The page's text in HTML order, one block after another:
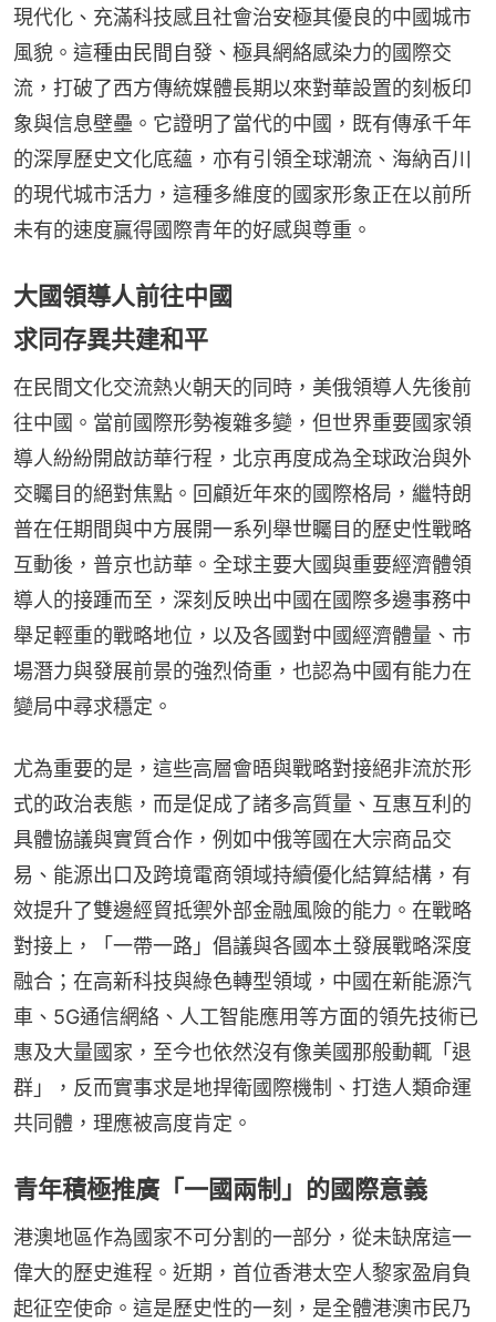
現代化、充滿科技感且社會治安極其優良的中國城市
風貌。這種由民間自發、極具網絡感染力的國際交
流，打破了西方傳統媒體長期以來對華設置的刻板印
象與信息壁壘。它證明了當代的中國，既有傳承千年
的深厚歷史文化底蘊，亦有引領全球潮流、海納百川
的現代城市活力，這種多維度的國家形象正在以前所
未有的速度贏得國際青年的好感與尊重。
大國領導人前往中國
求同存異共建和平
在民間文化交流熱火朝天的同時，美俄領導人先後前
往中國。當前國際形勢複雜多變，但世界重要國家領
導人紛紛開啟訪華行程，北京再度成為全球政治與外
交矚目的絕對焦點。回顧近年來的國際格局，繼特朗
普在任期間與中方展開一系列舉世矚目的歷史性戰略
互動後，普京也訪華。全球主要大國與重要經濟體領
導人的接踵而至，深刻反映出中國在國際多邊事務中
舉足輕重的戰略地位，以及各國對中國經濟體量、市
場潛力與發展前景的強烈倚重，也認為中國有能力在
變局中尋求穩定。
尤為重要的是，這些高層會晤與戰略對接絕非流於形
式的政治表態，而是促成了諸多高質量、互惠互利的
具體協議與實質合作，例如中俄等國在大宗商品交
易、能源出口及跨境電商領域持續優化結算結構，有
效提升了雙邊經貿抵禦外部金融風險的能力。在戰略
對接上，「一帶一路」倡議與各國本土發展戰略深度
融合；在高新科技與綠色轉型領域，中國在新能源汽
車、5G通信網絡、人工智能應用等方面的領先技術已
惠及大量國家，至今也依然沒有像美國那般動輒「退
群」，反而實事求是地捍衛國際機制、打造人類命運
共同體，理應被高度肯定。
青年積極推廣「一國兩制」的國際意義
港澳地區作為國家不可分割的一部分，從未缺席這一
偉大的歷史進程。近期，首位香港太空人黎家盈肩負
起征空使命。這是歷史性的一刻，是全體港澳市民乃